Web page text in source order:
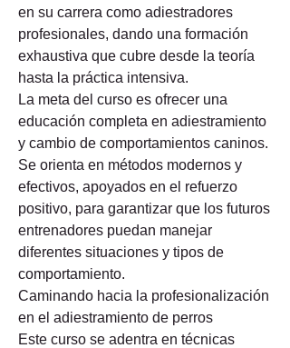
en su carrera como adiestradores
profesionales, dando una formación
exhaustiva que cubre desde la teoría
hasta la práctica intensiva.
La meta del curso es ofrecer una
educación completa en adiestramiento
y cambio de comportamientos caninos.
Se orienta en métodos modernos y
efectivos, apoyados en el refuerzo
positivo, para garantizar que los futuros
entrenadores puedan manejar
diferentes situaciones y tipos de
comportamiento.
Caminando hacia la profesionalización
en el adiestramiento de perros
Este curso se adentra en técnicas